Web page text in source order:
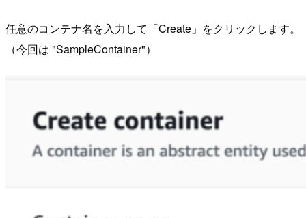
任意のコンテナ名を入力して「Create」をクリックします。
（今回は "SampleContainer"）